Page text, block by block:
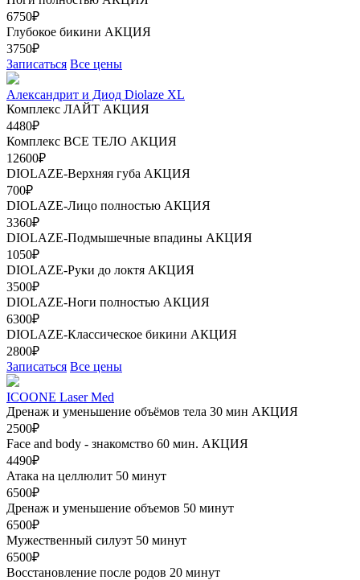
6750₽
Глубокое бикини АКЦИЯ
3750₽
Записаться Все цены
Александрит и Диод Diolaze XL
Комплекс ЛАЙТ АКЦИЯ
4480₽
Комплекс ВСЕ ТЕЛО АКЦИЯ
12600₽
DIOLAZE-Верхняя губа АКЦИЯ
700₽
DIOLAZE-Лицо полностью АКЦИЯ
3360₽
DIOLAZE-Подмышечные впадины АКЦИЯ
1050₽
DIOLAZE-Руки до локтя АКЦИЯ
3500₽
DIOLAZE-Ноги полностью АКЦИЯ
6300₽
DIOLAZE-Классическое бикини АКЦИЯ
2800₽
Записаться Все цены
ICOONE Laser Med
Дренаж и уменьшение объёмов тела 30 мин АКЦИЯ
2500₽
Face and body - знакомство 60 мин. АКЦИЯ
4490₽
Атака на целлюлит 50 минут
6500₽
Дренаж и уменьшение объемов 50 минут
6500₽
Мужественный силуэт 50 минут
6500₽
Восстановление после родов 20 минут